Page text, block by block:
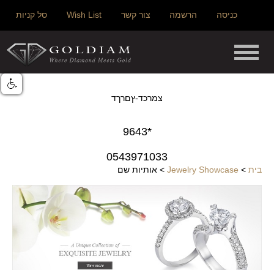
כניסה הרשמה צור קשר Wish List סל קניות
צמרכד-ץםרךד
*9643
0543971033
בית >
Jewelry Showcase
> אותיות שם